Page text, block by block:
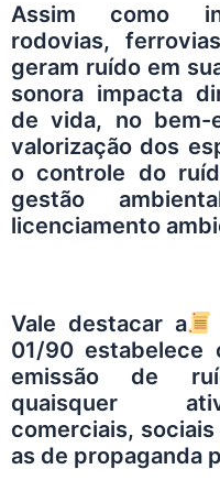
Assim como
rodovias,
geram ruído em
sonora impacta
de vida, no bem-
valorização dos
o controle do
gestão
licenciamento
Vale destacar a
01/90 estabelece
emissão de
quaisquer
comerciais,
as de propaganda